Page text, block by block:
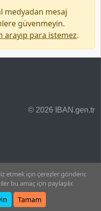
medyadan mesaj
güvenmeyin.
para istemez.
© 2026 IBAN.gen.tr
etmek için çerezler gönderir.
bu amaç için paylaşılır.
Tamam